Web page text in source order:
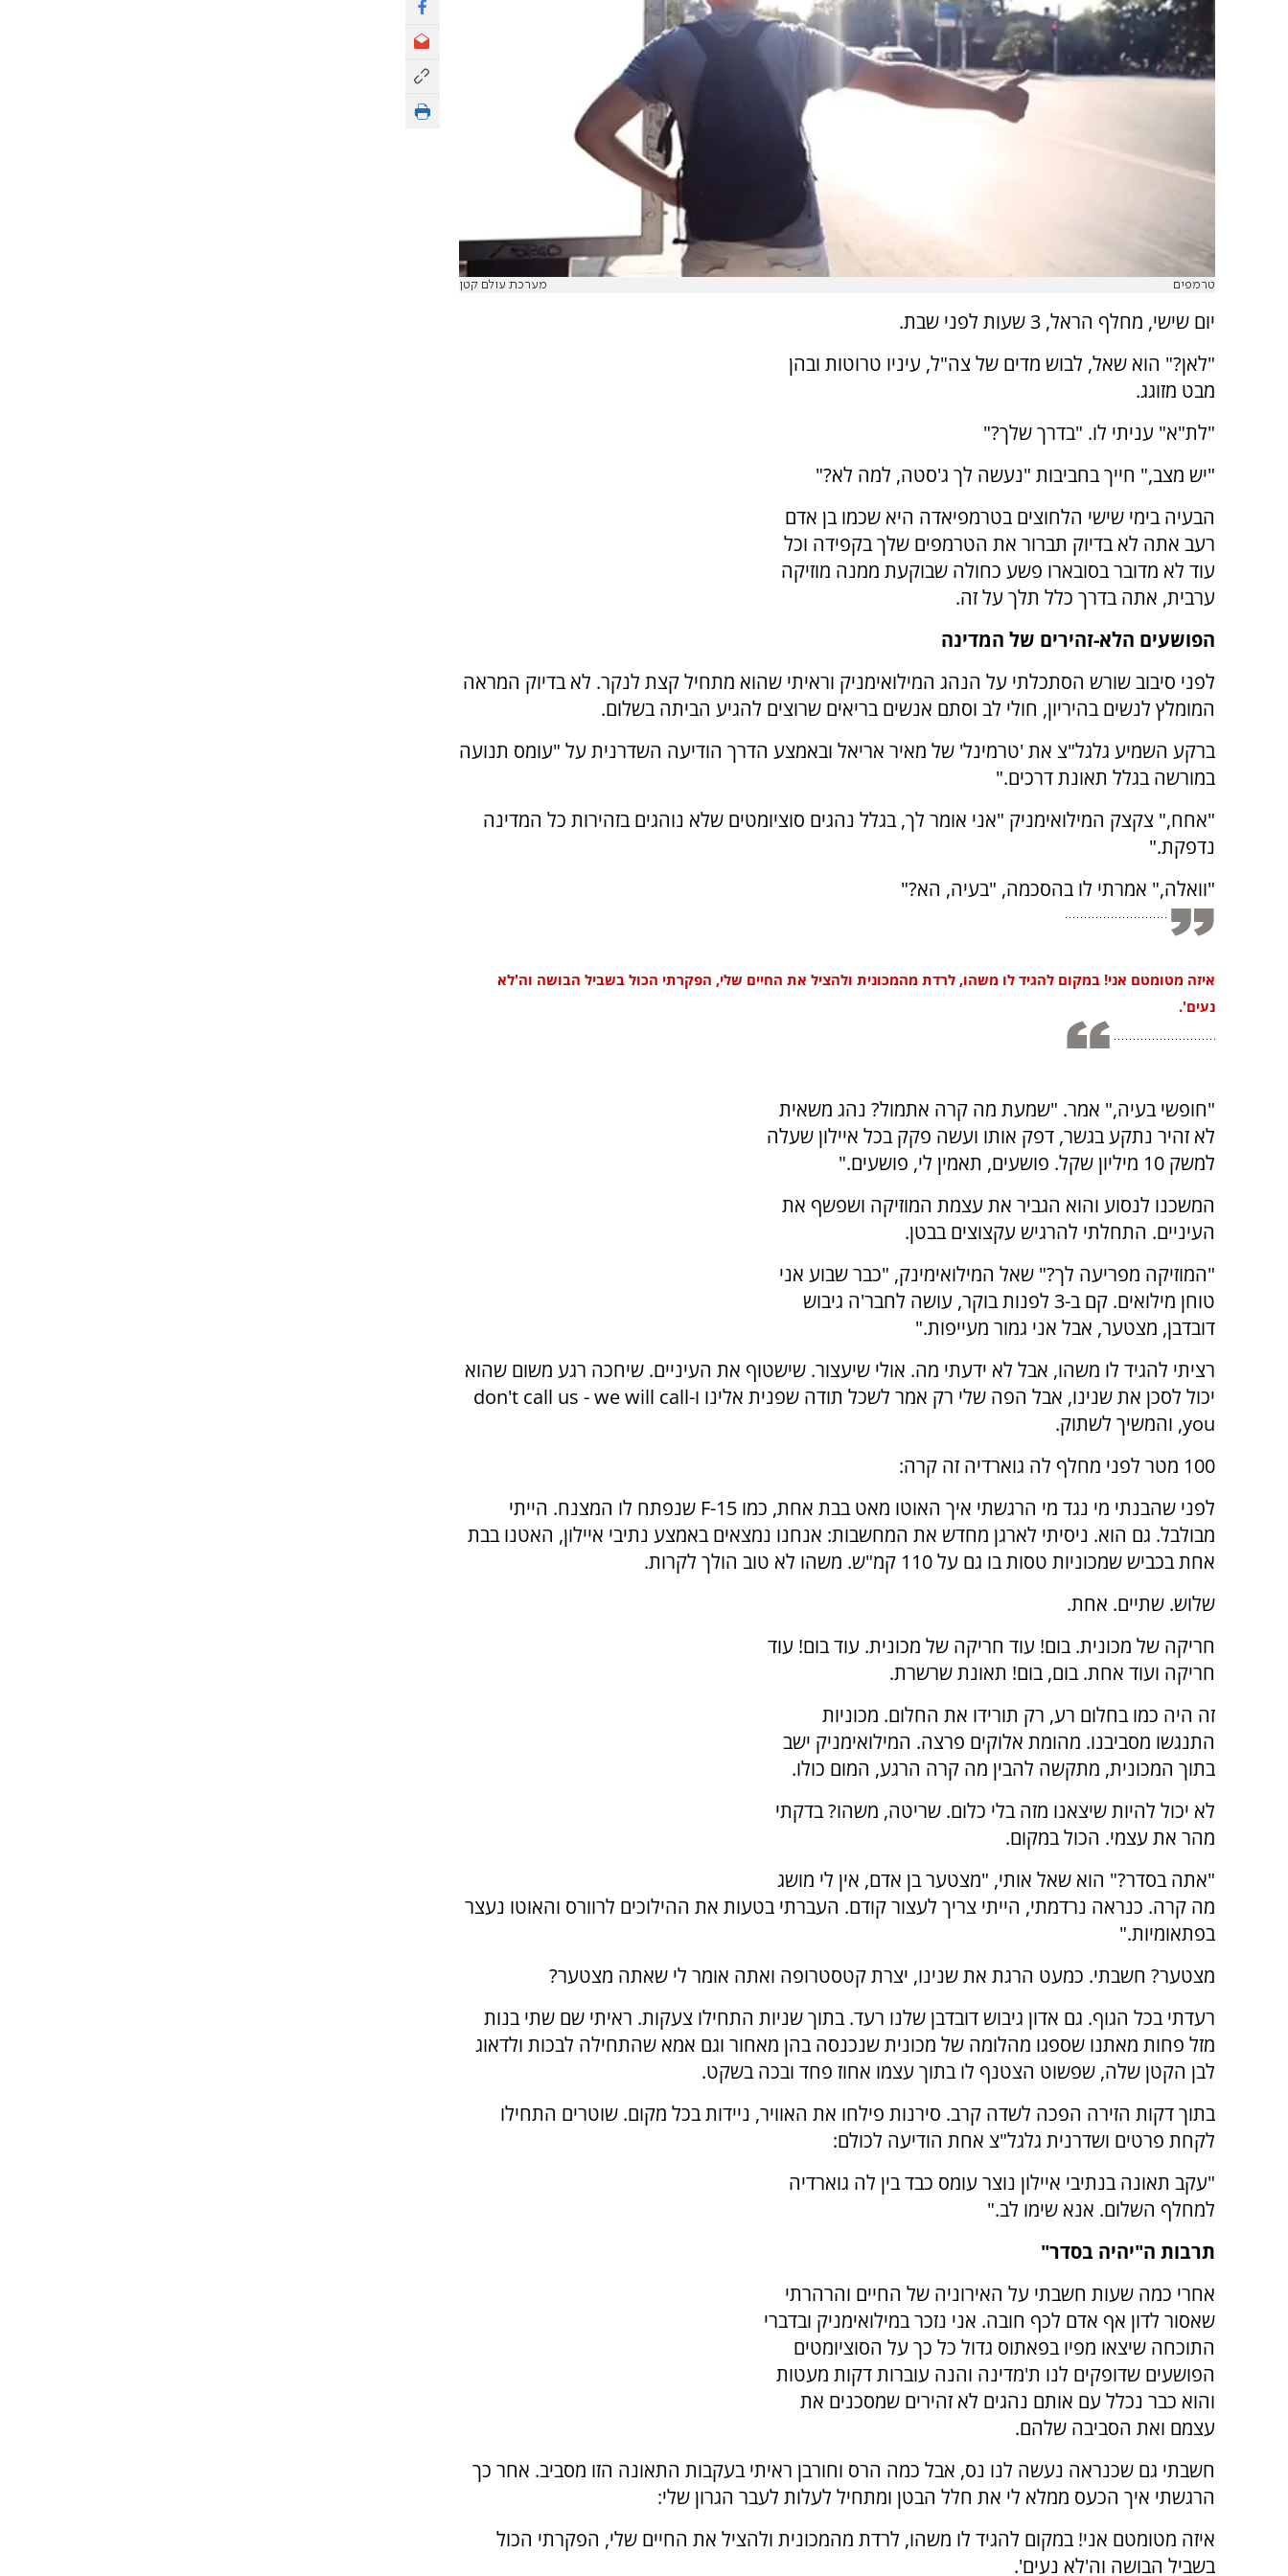
טרמפים מערכת עולם קטן
יום שישי, מחלף הראל, 3 שעות לפני שבת.
"לאן?" הוא שאל, לבוש מדים של צה"ל, עיניו טרוטות ובהן
מבט מזוגג.
"לת"א" עניתי לו. "בדרך שלך?"
"יש מצב," חייך בחביבות "נעשה לך ג'סטה, למה לא?"
הבעיה בימי שישי הלחוצים בטרמפיאדה היא שכמו בן אדם
רעב אתה לא בדיוק תברור את הטרמפים שלך בקפידה וכל
עוד לא מדובר בסובארו פשע כחולה שבוקעת ממנה מוזיקה
ערבית, אתה בדרך כלל תלך על זה.
הפושעים הלא-זהירים של המדינה
לפני סיבוב שורש הסתכלתי על הנהג המילואימניק וראיתי שהוא מתחיל קצת לנקר. לא בדיוק המראה
המומלץ לנשים בהיריון, חולי לב וסתם אנשים בריאים שרוצים להגיע הביתה בשלום.
ברקע השמיע גלגל"צ את 'טרמינל' של מאיר אריאל ובאמצע הדרך הודיעה השדרנית על "עומס תנועה
במורשה בגלל תאונת דרכים."
"אחח," צקצק המילואימניק "אני אומר לך, בגלל נהגים סוציומטים שלא נוהגים בזהירות כל המדינה
נדפקת."
"וואלה," אמרתי לו בהסכמה, "בעיה, הא?"
איזה מטומטם אני! במקום להגיד לו משהו, לרדת מהמכונית ולהציל את החיים שלי, הפקרתי הכול בשביל הבושה וה'לא
נעים'.
"חופשי בעיה," אמר. "שמעת מה קרה אתמול? נהג משאית
לא זהיר נתקע בגשר, דפק אותו ועשה פקק בכל איילון שעלה
למשק 10 מיליון שקל. פושעים, תאמין לי, פושעים."
המשכנו לנסוע והוא הגביר את עצמת המוזיקה ושפשף את
העיניים. התחלתי להרגיש עקצוצים בבטן.
"המוזיקה מפריעה לך?" שאל המילואימינק, "כבר שבוע אני
טוחן מילואים. קם ב-3 לפנות בוקר, עושה לחבר'ה גיבוש
דובדבן, מצטער, אבל אני גמור מעייפות."
רציתי להגיד לו משהו, אבל לא ידעתי מה. אולי שיעצור. שישטוף את העיניים. שיחכה רגע משום שהוא
יכול לסכן את שנינו, אבל הפה שלי רק אמר לשכל תודה שפנית אלינו ו-don't call us - we will call
you, והמשיך לשתוק.
100 מטר לפני מחלף לה גוארדיה זה קרה:
לפני שהבנתי מי נגד מי הרגשתי איך האוטו מאט בבת אחת, כמו F-15 שנפתח לו המצנח. הייתי
מבולבל. גם הוא. ניסיתי לארגן מחדש את המחשבות: אנחנו נמצאים באמצע נתיבי איילון, האטנו בבת
אחת בכביש שמכוניות טסות בו גם על 110 קמ"ש. משהו לא טוב הולך לקרות.
שלוש. שתיים. אחת.
חריקה של מכונית. בום! עוד חריקה של מכונית. עוד בום! עוד
חריקה ועוד אחת. בום, בום! תאונת שרשרת.
זה היה כמו בחלום רע, רק תורידו את החלום. מכוניות
התנגשו מסביבנו. מהומת אלוקים פרצה. המילואימניק ישב
בתוך המכונית, מתקשה להבין מה קרה הרגע, המום כולו.
לא יכול להיות שיצאנו מזה בלי כלום. שריטה, משהו? בדקתי
מהר את עצמי. הכול במקום.
"אתה בסדר?" הוא שאל אותי, "מצטער בן אדם, אין לי מושג
מה קרה. כנראה נרדמתי, הייתי צריך לעצור קודם. העברתי בטעות את ההילוכים לרוורס והאוטו נעצר
בפתאומיות."
מצטער? חשבתי. כמעט הרגת את שנינו, יצרת קטסטרופה ואתה אומר לי שאתה מצטער?
רעדתי בכל הגוף. גם אדון גיבוש דובדבן שלנו רעד. בתוך שניות התחילו צעקות. ראיתי שם שתי בנות
מזל פחות מאתנו שספגו מהלומה של מכונית שנכנסה בהן מאחור וגם אמא שהתחילה לבכות ולדאוג
לבן הקטן שלה, שפשוט הצטנף לו בתוך עצמו אחוז פחד ובכה בשקט.
בתוך דקות הזירה הפכה לשדה קרב. סירנות פילחו את האוויר, ניידות בכל מקום. שוטרים התחילו
לקחת פרטים ושדרנית גלגל"צ אחת הודיעה לכולם:
"עקב תאונה בנתיבי איילון נוצר עומס כבד בין לה גוארדיה
למחלף השלום. אנא שימו לב."
תרבות ה"יהיה בסדר"
אחרי כמה שעות חשבתי על האירוניה של החיים והרהרתי
שאסור לדון אף אדם לכף חובה. אני נזכר במילואימניק ובדברי
התוכחה שיצאו מפיו בפאתוס גדול כל כך על הסוציומטים
הפושעים שדופקים לנו ת'מדינה והנה עוברות דקות מעטות
והוא כבר נכלל עם אותם נהגים לא זהירים שמסכנים את
עצמם ואת הסביבה שלהם.
חשבתי גם שכנראה נעשה לנו נס, אבל כמה הרס וחורבן ראיתי בעקבות התאונה הזו מסביב. אחר כך
הרגשתי איך הכעס ממלא לי את חלל הבטן ומתחיל לעלות לעבר הגרון שלי:
איזה מטומטם אני! במקום להגיד לו משהו, לרדת מהמכונית ולהציל את החיים שלי, הפקרתי הכול
בשביל הבושה וה'לא נעים'.